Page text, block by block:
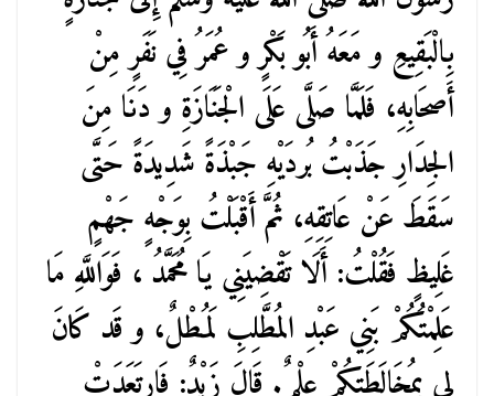
بِالْبَقِيعِ و مَعَهُ أَبُو بَكْرٍ و عُمَرُ فِي نَفَرٍ مِنْ
أَصحَابِهِ، فَلَمَّا صَلَّى عَلَى الْجَنَازَةِ و دَنَا مِنَ
الجِدَارِ جَذَبْتُ بُردَيْهِ جَبْذَةً شَدِيدَةً حَتَّى
سَقَطَ عَنْ عَاتِقِهِ، ثُمَّ أَقْبَلْتُ بِوَجْهٍ جَهْمٍ
غَلِيظٍ فَقُلْتُ: أَلَا تَقْضِيَنِي يَا مُحَمَّدُ ، فَوَاللَّهِ مَا
عَلِمْتُكُمْ بَنِي عَبْدِ المُطَّلِبِ لَمُطْلٌ، و قَد كَانَ